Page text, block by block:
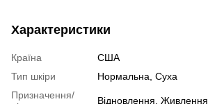
Характеристики
Країна
США
Тип шкіри
Нормальна Суха
Призначення/
Відновлення Живлення